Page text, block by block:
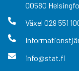
00580
Växel 029 551
info@stat.fi